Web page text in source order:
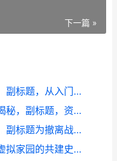
下一篇 »
**永劫无间手游振刀操作教学，副标题，从入门到精通的心法与实战**
天涯明月刀天衣惠选抽奖技巧揭秘，副标题，资深玩家的理性博弈之道
**暗区突围怎么带出更多物资，副标题为撤离战术与背包哲学**
**新天龙八部帮会城市建设，虚拟家园的共建史诗，副标题，从一砖一瓦到江湖传奇**